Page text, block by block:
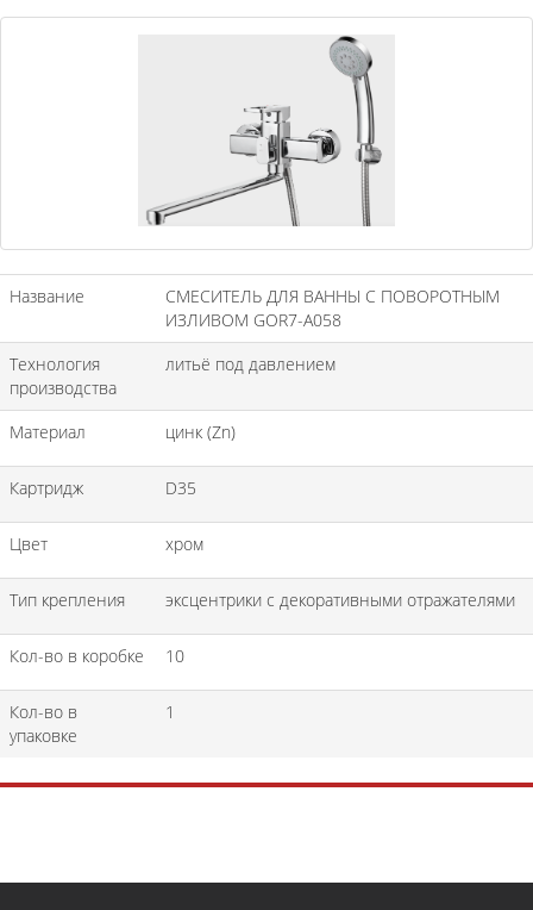
Название
СМЕСИТЕЛЬ ДЛЯ ВАННЫ С ПОВОРОТНЫМ
ИЗЛИВОМ GOR7-A058
Технология
производства
литьё под давлением
Материал цинк (Zn)
Картридж D35
Цвет хром
Тип крепления эксцентрики с декоративными отражателями
Кол-во в коробке 10
Кол-во в
упаковке
1